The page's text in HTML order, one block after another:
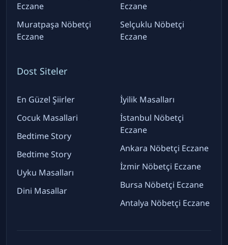
Eczane
Muratpaşa Nöbetçi
Eczane
Eczane
Selçuklu Nöbetçi
Eczane
Dost Siteler
En Güzel Şiirler
Cocuk Masallari
Bedtime Story
Bedtime Story
Uyku Masalları
Dini Masallar
İyilik Masalları
İstanbul Nöbetçi
Eczane
Ankara Nöbetçi Eczane
İzmir Nöbetçi Eczane
Bursa Nöbetçi Eczane
Antalya Nöbetçi Eczane